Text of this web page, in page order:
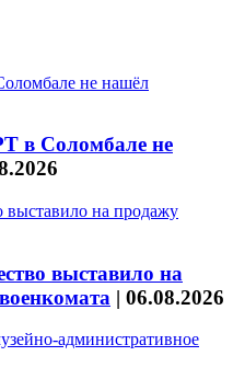
в Соломбале не
выставило на
| 06.08.2026